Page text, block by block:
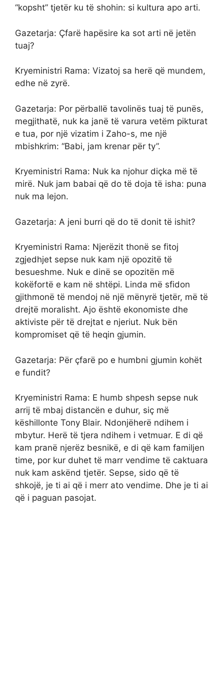
“kopsht” tjetër ku të shohin: si kultura apo arti.
Gazetarja: Çfarë hapësire ka sot arti në jetën
tuaj?
Kryeministri Rama: Vizatoj sa herë që mundem,
edhe në zyrë.
Gazetarja: Por përballë tavolinës tuaj të punës,
megjithatë, nuk ka janë të varura vetëm pikturat
e tua, por një vizatim i Zaho-s, me një
mbishkrim: “Babi, jam krenar për ty”.
Kryeministri Rama: Nuk ka njohur diçka më të
mirë. Nuk jam babai që do të doja të isha: puna
nuk ma lejon.
Gazetarja: A jeni burri që do të donit të ishit?
Kryeministri Rama: Njerëzit thonë se fitoj
zgjedhjet sepse nuk kam një opozitë të
besueshme. Nuk e dinë se opozitën më
kokëfortë e kam në shtëpi. Linda më sfidon
gjithmonë të mendoj në një mënyrë tjetër, më të
drejtë moralisht. Ajo është ekonomiste dhe
aktiviste për të drejtat e njeriut. Nuk bën
kompromiset që të heqin gjumin.
Gazetarja: Për çfarë po e humbni gjumin kohët
e fundit?
Kryeministri Rama: E humb shpesh sepse nuk
arrij të mbaj distancën e duhur, siç më
këshillonte Tony Blair. Ndonjëherë ndihem i
mbytur. Herë të tjera ndihem i vetmuar. E di që
kam pranë njerëz besnikë, e di që kam familjen
time, por kur duhet të marr vendime të caktuara
nuk kam askënd tjetër. Sepse, sido që të
shkojë, je ti ai që i merr ato vendime. Dhe je ti ai
që i paguan pasojat.